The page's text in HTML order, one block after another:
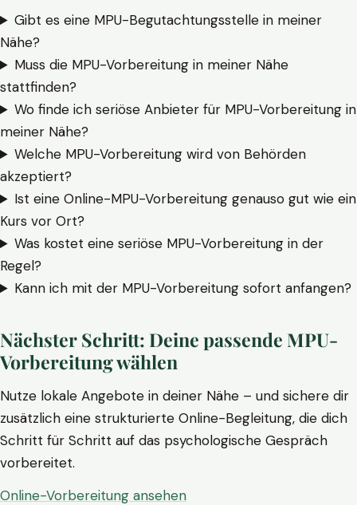
Gibt es eine MPU-Begutachtungsstelle in meiner
Nähe?
Muss die MPU-Vorbereitung in meiner Nähe
stattfinden?
Wo finde ich seriöse Anbieter für MPU-Vorbereitung in
meiner Nähe?
Welche MPU-Vorbereitung wird von Behörden
akzeptiert?
Ist eine Online-MPU-Vorbereitung genauso gut wie ein
Kurs vor Ort?
Was kostet eine seriöse MPU-Vorbereitung in der
Regel?
Kann ich mit der MPU-Vorbereitung sofort anfangen?
Nächster Schritt: Deine passende MPU-
Vorbereitung wählen
Nutze lokale Angebote in deiner Nähe – und sichere dir
zusätzlich eine strukturierte Online-Begleitung, die dich
Schritt für Schritt auf das psychologische Gespräch
vorbereitet.
Online-Vorbereitung ansehen